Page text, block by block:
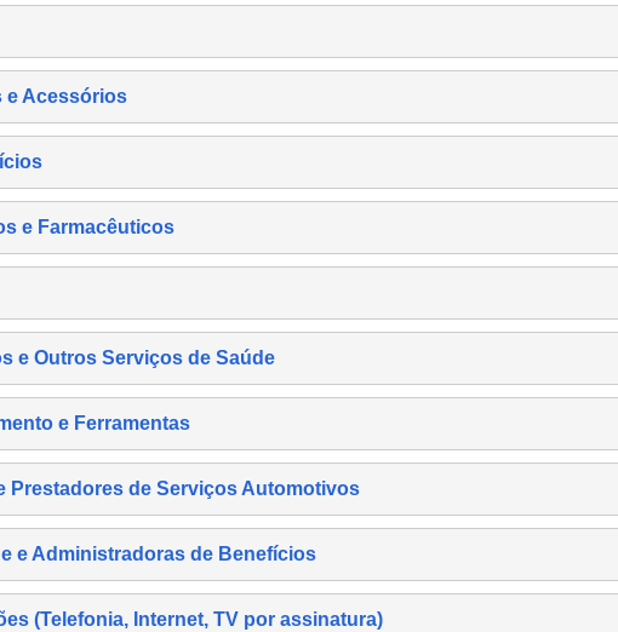
e Acessórios
e Farmacêuticos
e Outros Serviços de Saúde
e Ferramentas
Prestadores de Serviços Automotivos
e Administradoras de Benefícios
(Telefonia, Internet, TV por assinatura)